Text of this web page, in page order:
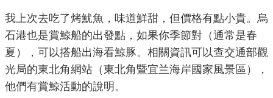
我上次去吃了烤魷魚，味道鮮甜，但價格有點小貴。烏
石港也是賞鯨船的出發點，如果你季節對（通常是春
夏），可以搭船出海看鯨豚。相關資訊可以查交通部觀
光局的東北角網站（東北角暨宜兰海岸國家風景區），
他們有賞鯨活動的說明。